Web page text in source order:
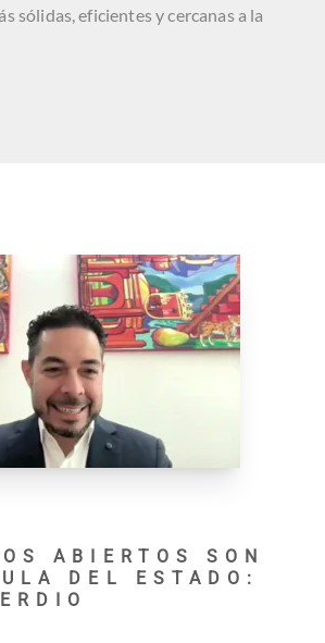
sólidas, eficientes y cercanas a la
ABIERTOS SON
DEL ESTADO: